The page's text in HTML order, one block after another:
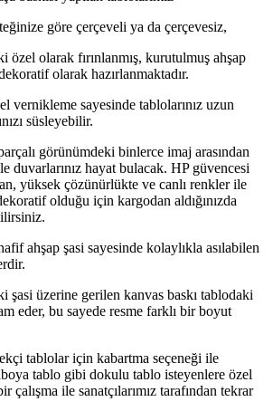
göre çerçeveli ya da çerçevesiz,
özel olarak fırınlanmış, kurutulmuş ahşap
olarak hazırlanmaktadır.
vernikleme sayesinde tablolarınız uzun
süsleyebilir.
görünümdeki binlerce imaj arasından
duvarlarınız hayat bulacak. HP güvencesi
yüksek çözünürlükte ve canlı renkler ile
olduğu için kargodan aldığınızda
ahşap şasi sayesinde kolaylıkla asılabilen
şasi üzerine gerilen kanvas baskı tablodaki
eder, bu sayede resme farklı bir boyut
tablolar için kabartma seçeneği ile
tablo gibi dokulu tablo isteyenlere özel
çalışma ile sanatçılarımız tarafından tekrar